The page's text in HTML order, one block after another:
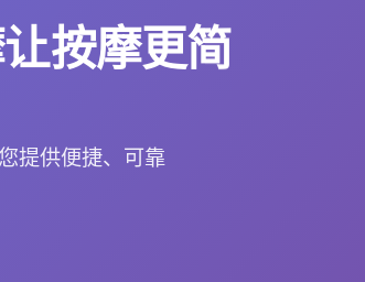
按摩更简
提供便捷、可靠